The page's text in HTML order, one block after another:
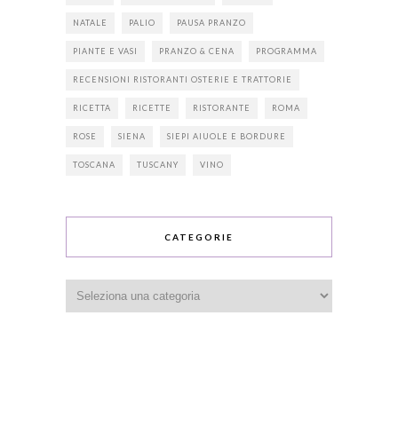
NATALE PALIO PAUSA PRANZO
PIANTE E VASI PRANZO & CENA PROGRAMMA
RECENSIONI RISTORANTI OSTERIE E TRATTORIE
RICETTA RICETTE RISTORANTE ROMA
ROSE SIENA SIEPI AIUOLE E BORDURE
TOSCANA TUSCANY VINO
CATEGORIE